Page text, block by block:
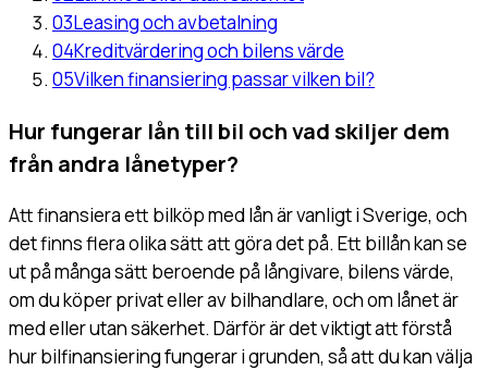
03Leasing och avbetalning
04Kreditvärdering och bilens värde
05Vilken finansiering passar vilken bil?
Hur fungerar lån till bil och vad skiljer dem
från andra lånetyper?
Att finansiera ett bilköp med lån är vanligt i Sverige, och
det finns flera olika sätt att göra det på. Ett billån kan se
ut på många sätt beroende på långivare, bilens värde,
om du köper privat eller av bilhandlare, och om lånet är
med eller utan säkerhet. Därför är det viktigt att förstå
hur bilfinansiering fungerar i grunden, så att du kan välja